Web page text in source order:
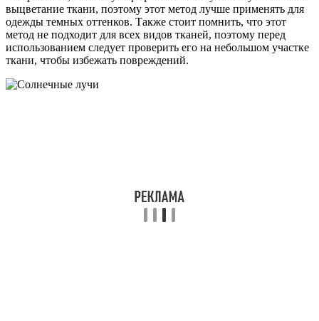
выцветание ткани, поэтому этот метод лучше применять для
одежды темных оттенков. Также стоит помнить, что этот
метод не подходит для всех видов тканей, поэтому перед
использованием следует проверить его на небольшом участке
ткани, чтобы избежать повреждений.